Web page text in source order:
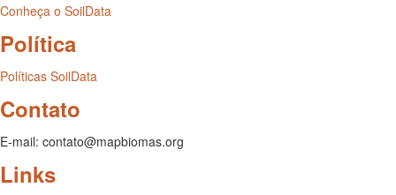
Conheça o SoilData
Política
Políticas SoilData
Contato
E-mail: contato@mapbiomas.org
Links